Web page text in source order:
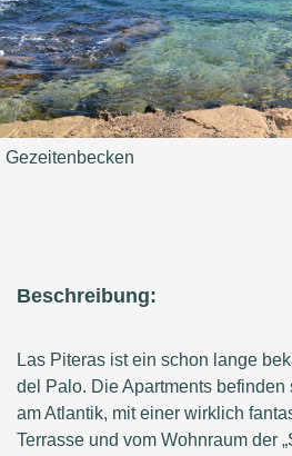
Gezeitenbecken
Beschreibung:
Las Piteras ist ein schon lange
del Palo. Die Apartments
am Atlantik, mit einer wirklich
Terrasse und vom Wohnraum der